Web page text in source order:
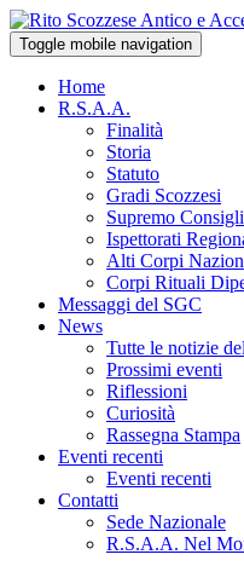
Toggle mobile navigation
Home
R.S.A.A.
Finalità
Storia
Statuto
Gradi Scozzesi
Supremo
Ispettorati
Alti Corpi
Corpi Rituali
Messaggi del SGC
News
Tutte le notizie
Prossimi eventi
Riflessioni
Curiosità
Rassegna Stampa
Eventi recenti
Eventi recenti
Contatti
Sede Nazionale
R.S.A.A. Nel